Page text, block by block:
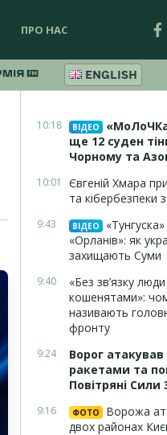
ПРО НАС
ENGLISH
10:18 ВІДЕО
ще 12 суден
Чорному та
10:01
Євгеній Хмара
та кібербезпеки
9:43 ВІДЕО
«Орланів»: як
захищають Суми
9:40
«Без зв’язку
кошенятами»:
називають
фронту
9:24
Ворог
ракетами та
Повітряні Сили
9:16 ФОТО
Ворожа
двох районах